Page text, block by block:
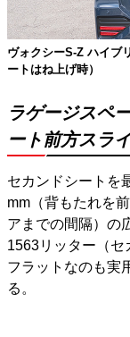
ヴォクシーS-Z ハイブ
ートはね上げ時）
ラゲージスペ
ート前方スラ
セカンドシートを
mm（背もたれを
アまでの間隔）の
1563リッター（
フラットなのも実
る。